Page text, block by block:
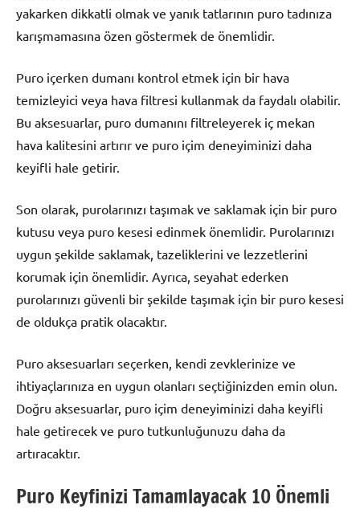
yakarken dikkatli olmak ve yanık tatlarının puro tadınıza
karışmamasına özen göstermek de önemlidir.
Puro içerken dumanı kontrol etmek için bir hava
temizleyici veya hava filtresi kullanmak da faydalı olabilir.
Bu aksesuarlar, puro dumanını filtreleyerek iç mekan
hava kalitesini artırır ve puro içim deneyiminizi daha
keyifli hale getirir.
Son olarak, purolarınızı taşımak ve saklamak için bir puro
kutusu veya puro kesesi edinmek önemlidir. Purolarınızı
uygun şekilde saklamak, tazeliklerini ve lezzetlerini
korumak için önemlidir. Ayrıca, seyahat ederken
purolarınızı güvenli bir şekilde taşımak için bir puro kesesi
de oldukça pratik olacaktır.
Puro aksesuarları seçerken, kendi zevklerinize ve
ihtiyaçlarınıza en uygun olanları seçtiğinizden emin olun.
Doğru aksesuarlar, puro içim deneyiminizi daha keyifli
hale getirecek ve puro tutkunluğunuzu daha da
artıracaktır.
Puro Keyfinizi Tamamlayacak 10 Önemli